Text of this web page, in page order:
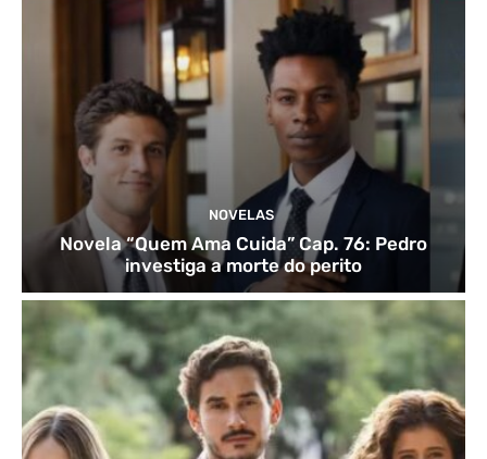
NOVELAS
Novela “Quem Ama Cuida” Cap. 76: Pedro
investiga a morte do perito